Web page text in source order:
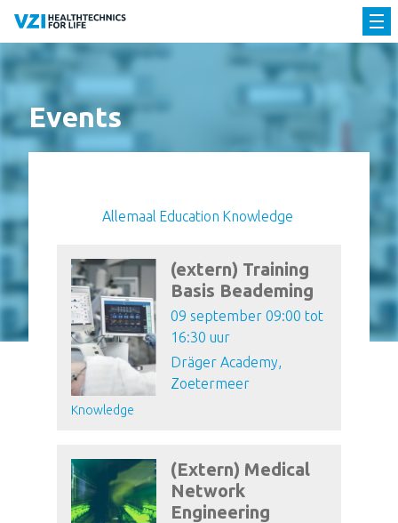
Events
Allemaal Education Knowledge
(extern) Training
Basis Beademing
09 september 09:00 tot
16:30 uur
Dräger Academy,
Zoetermeer
Knowledge
(Extern) Medical
Network
Engineering